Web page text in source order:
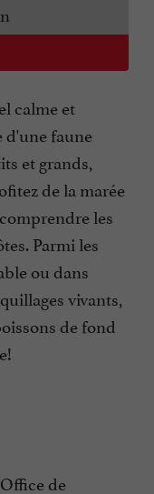
calme et
d'une faune
et grands,
de la marée
les
Parmi les
ou dans
vivants,
de fond
de